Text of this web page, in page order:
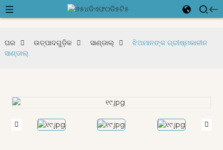
ଘର ଉତ୍ପାଦଗୁଡ଼ିକ ସାଣ୍ଡାଲ୍
ଝିଅମାନଙ୍କ ଗ୍ରୀଷ୍ମକାଳୀନ
ସାଣ୍ଡାଲ୍